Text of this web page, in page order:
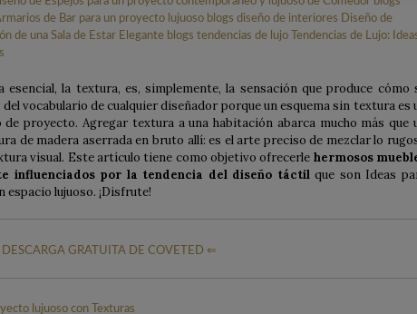
esencial, la textura, es, simplemente, la sensación que produce cómo
vocabulario de cualquier diseñador porque un esquema sin textura es
de proyecto. Agregar textura a una habitación abarca mucho más que
de madera aserrada en bruto allí: es el arte preciso de mezclar lo
visual. Este artículo tiene como objetivo ofrecerle hermosos
influenciados por la tendencia del diseño táctilque son Ideas
espacio lujuoso. ¡Disfrute!
GRATUITA DE COVETED ⇐